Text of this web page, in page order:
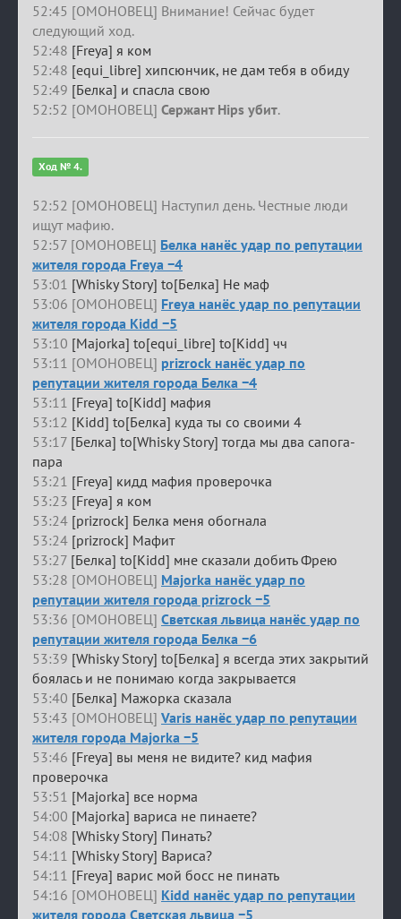
52:45 [ОМОНОВЕЦ] Внимание! Сейчас будет
следующий ход.
52:48 [Freya] я ком
52:48 [equi_libre] хипсюнчик, не дам тебя в обиду
52:49 [Белка] и спасла свою
52:52 [ОМОНОВЕЦ] Сержант Hips убит.
Ход № 4.
52:52 [ОМОНОВЕЦ] Наступил день. Честные люди
ищут мафию.
52:57 [ОМОНОВЕЦ] Белка нанёс удар по репутации
жителя города Freya −4
53:01 [Whisky Story] to[Белка] Не маф
53:06 [ОМОНОВЕЦ] Freya нанёс удар по репутации
жителя города Kidd −5
53:10 [Majorka] to[equi_libre] to[Kidd] чч
53:11 [ОМОНОВЕЦ] prizrock нанёс удар по
репутации жителя города Белка −4
53:11 [Freya] to[Kidd] мафия
53:12 [Kidd] to[Белка] куда ты со своими 4
53:17 [Белка] to[Whisky Story] тогда мы два сапога-
пара
53:21 [Freya] кидд мафия проверочка
53:23 [Freya] я ком
53:24 [prizrock] Белка меня обогнала
53:24 [prizrock] Мафит
53:27 [Белка] to[Kidd] мне сказали добить Фрею
53:28 [ОМОНОВЕЦ] Majorka нанёс удар по
репутации жителя города prizrock −5
53:36 [ОМОНОВЕЦ] Светская львица нанёс удар по
репутации жителя города Белка −6
53:39 [Whisky Story] to[Белка] я всегда этих закрытий
боялась и не понимаю когда закрывается
53:40 [Белка] Мажорка сказала
53:43 [ОМОНОВЕЦ] Varis нанёс удар по репутации
жителя города Majorka −5
53:46 [Freya] вы меня не видите? кид мафия
проверочка
53:51 [Majorka] все норма
54:00 [Majorka] вариса не пинаете?
54:08 [Whisky Story] Пинать?
54:11 [Whisky Story] Вариса?
54:11 [Freya] варис мой босс не пинать
54:16 [ОМОНОВЕЦ] Kidd нанёс удар по репутации
жителя города Светская львица −5